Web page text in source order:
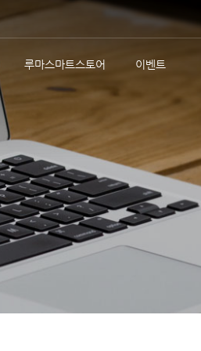
루마스마트스토어 이벤트